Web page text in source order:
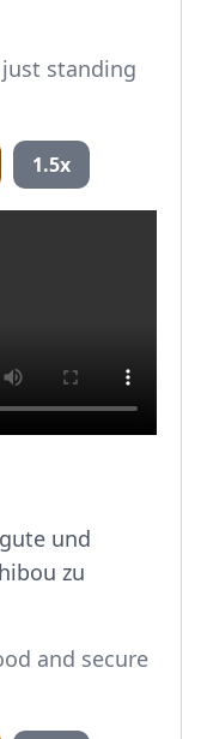
standing
1.5x
und
zu
and secure